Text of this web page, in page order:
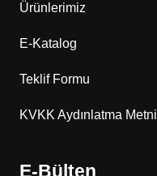
Ürünlerimiz
E-Katalog
Teklif Formu
KVKK Aydınlatma Metni
E-Bülten